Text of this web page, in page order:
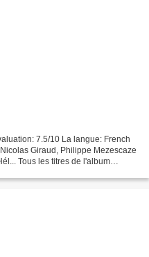
7.5/10 La langue: French
Giraud, Philippe Mezescaze
Tous les titres de l'album